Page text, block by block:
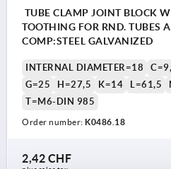
TUBE CLAMP JOINT BLOCK
TOOTHING FOR RND. TUBES
COMP:STEEL GALVANIZED
INTERNAL DIAMETER=18
G=25
H=27,5 K=14 L=61,5
T=M6-DIN 985
Order number: K0486.18
2,42 CHF